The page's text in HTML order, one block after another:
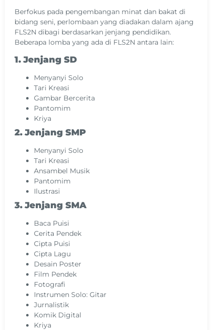
Berfokus pada pengembangan minat dan bakat di
bidang seni, perlombaan yang diadakan dalam ajang
FLS2N dibagi berdasarkan jenjang pendidikan.
Beberapa lomba yang ada di FLS2N antara lain:
1. Jenjang SD
Menyanyi Solo
Tari Kreasi
Gambar Bercerita
Pantomim
Kriya
2. Jenjang SMP
Menyanyi Solo
Tari Kreasi
Ansambel Musik
Pantomim
Ilustrasi
3. Jenjang SMA
Baca Puisi
Cerita Pendek
Cipta Puisi
Cipta Lagu
Desain Poster
Film Pendek
Fotografi
Instrumen Solo: Gitar
Jurnalistik
Komik Digital
Kriya